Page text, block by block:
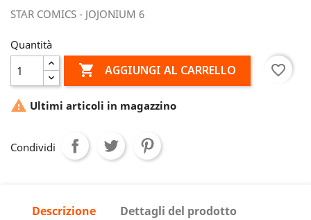
STAR COMICS - JOJONIUM 6
Quantità
 AGGIUNGI AL CARRELLO favorite_border
 Ultimi articoli in magazzino
Condividi
Descrizione Dettagli del prodotto